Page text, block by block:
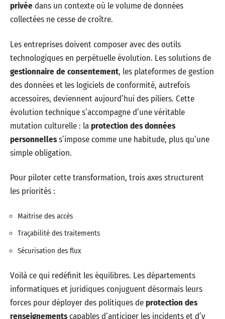
privéedans un contexte où le volume de données
collectées ne cesse de croître.
Les entreprises doivent composer avec des outils
technologiques en perpétuelle évolution. Les solutions de
gestionnaire de consentement, les plateformes de gestion
des données et les logiciels de conformité, autrefois
accessoires, deviennent aujourd’hui des piliers. Cette
évolution technique s’accompagne d’une véritable
mutation culturelle : laprotection des données
personnelless’impose comme une habitude, plus qu’une
simple obligation.
Pour piloter cette transformation, trois axes structurent
les priorités :
Maitrise des accès
Traçabilité des traitements
Sécurisation des flux
Voilà ce qui redéfinit les équilibres. Les départements
informatiques et juridiques conjuguent désormais leurs
forces pour déployer des politiques deprotection des
renseignementscapables d’anticiper les incidents et d’y